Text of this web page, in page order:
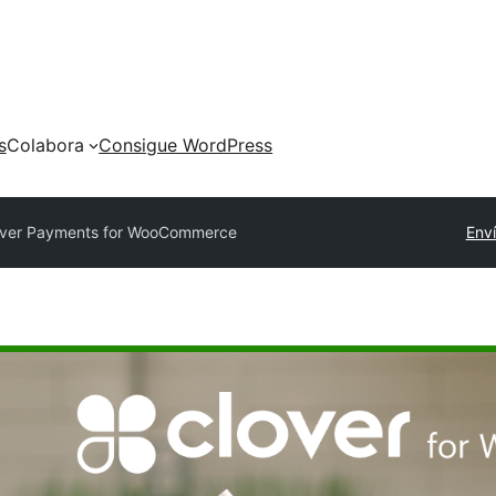
Colabora
Consigue WordPress
Payments for WooCommerce